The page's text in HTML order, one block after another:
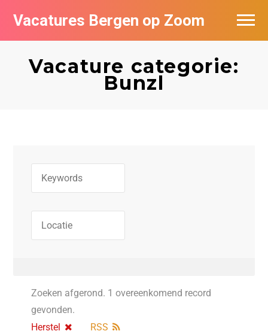
Vacatures Bergen op Zoom
Vacature categorie:
Bunzl
Zoeken afgerond. 1 overeenkomend record
gevonden.
Herstel
RSS
Vacatures per bedrijf
De populairste vacatures in Bergen op